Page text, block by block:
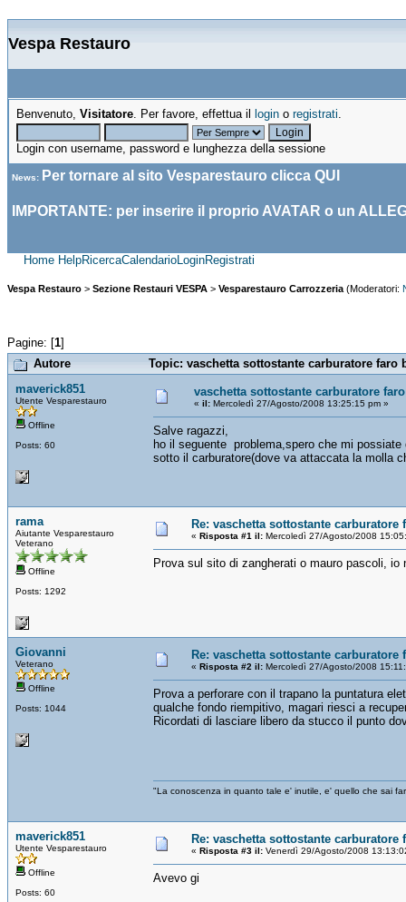
Vespa Restauro
Benvenuto, Visitatore. Per favore, effettua il login o registrati.
Login con username, password e lunghezza della sessione
News: Per tornare al sito Vesparestauro clicca QUI
IMPORTANTE: per inserire il proprio AVATAR o un
Home HelpRicercaCalendarioLoginRegistrati
Vespa Restauro > Sezione Restauri VESPA > Vesparestauro Carrozzeria (Moderatori:
Pagine: [1]
Autore
Topic: vaschetta sottostante carburatore faro
maverick851
Utente Vesparestauro
Offline
Posts: 60
vaschetta sottostante carburatore
« il: Mercoledì 27/Agosto/2008 13:25:15 pm »
Salve ragazzi,
ho il seguente problema,spero che mi
sotto il carburatore(dove va attaccata la molla
rama
Aiutante Vesparestauro
Veterano
Offline
Posts: 1292
Re: vaschetta sottostante carburatore
« Risposta #1 il: Mercoledì 27/Agosto/2008
Prova sul sito di zangherati o mauro pascoli, io
Giovanni
Veterano
Offline
Posts: 1044
Re: vaschetta sottostante carburatore
« Risposta #2 il: Mercoledì 27/Agosto/2008
Prova a perforare con il trapano la puntatura
qualche fondo riempitivo, magari riesci a
Ricordati di lasciare libero da stucco il punto
"La conoscenza in quanto tale e' inutile, e' quello che sai
maverick851
Utente Vesparestauro
Offline
Posts: 60
Re: vaschetta sottostante carburatore
« Risposta #3 il: Venerdì 29/Agosto/2008
Avevo gi